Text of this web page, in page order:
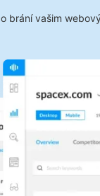
brání vašim